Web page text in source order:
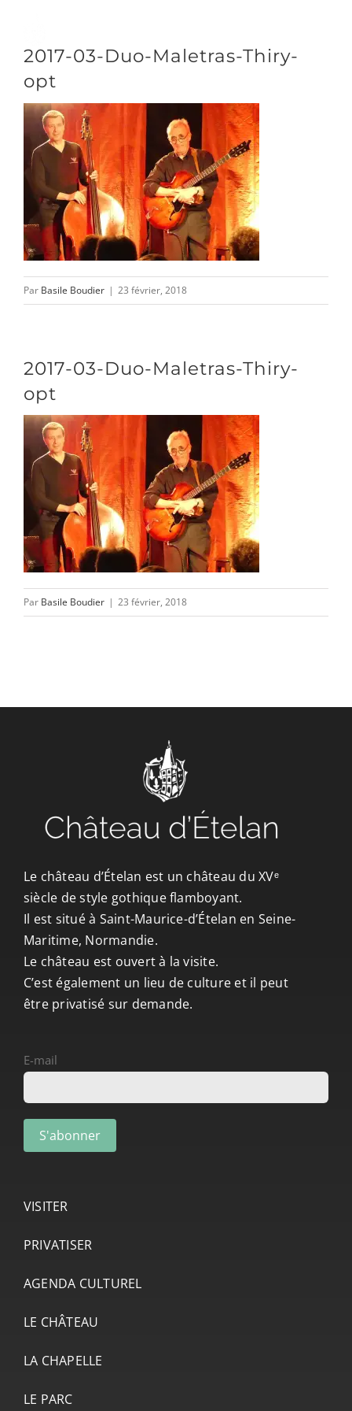
contenu
Toggle
VENIR
NOUS SUIVRE
L’ASSOCIATION
2017-03-Duo-Maletras-Thiry-
opt
Par Basile Boudier | 23 février, 2018
2017-03-Duo-Maletras-Thiry-
opt
Par Basile Boudier | 23 février, 2018
Le château d’Ételan est un château du XVᵉ
siècle de style gothique flamboyant.
Il est situé à Saint-Maurice-d’Ételan en Seine-
Maritime, Normandie.
Le château est ouvert à la visite.
C’est également un lieu de culture et il peut
être privatisé sur demande.
E-mail
VISITER
PRIVATISER
AGENDA CULTUREL
LE CHÂTEAU
LA CHAPELLE
LE PARC